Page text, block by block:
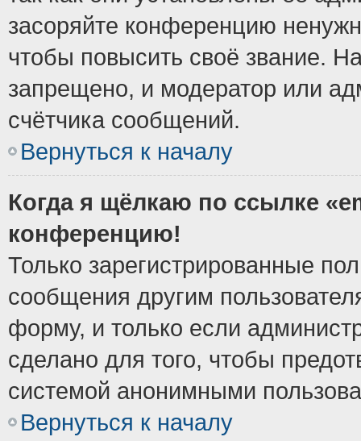
засоряйте конференцию
чтобы повысить своё звание.
запрещено, и модератор или
счётчика сообщений.
Вернуться к началу
Когда я щёлкаю по ссылке
конференцию!
Только зарегистрированные
сообщения другим
форму, и только если
сделано для того, чтобы
системой анонимными
Вернуться к началу